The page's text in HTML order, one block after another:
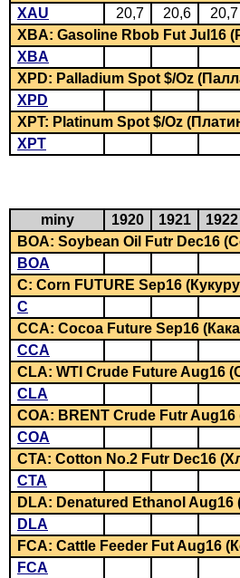
XAU
20,7 20,6 20,7
XBA: Gasoline Rbob Fut
XBA
XPD: Palladium Spot $/Oz
XPD
XPT: Platinum Spot $/Oz
XPT
miny 1920 1921 1922
BOA: Soybean Oil Futr Dec16
BOA
C: Corn FUTURE Sep16
C
CCA: Cocoa Future Sep16
CCA
CLA: WTI Crude Future Aug16
CLA
COA: BRENT Crude Futr
COA
CTA: Cotton No.2 Futr Dec16
CTA
DLA: Denatured Ethanol
DLA
FCA: Cattle Feeder Fut Aug16
FCA